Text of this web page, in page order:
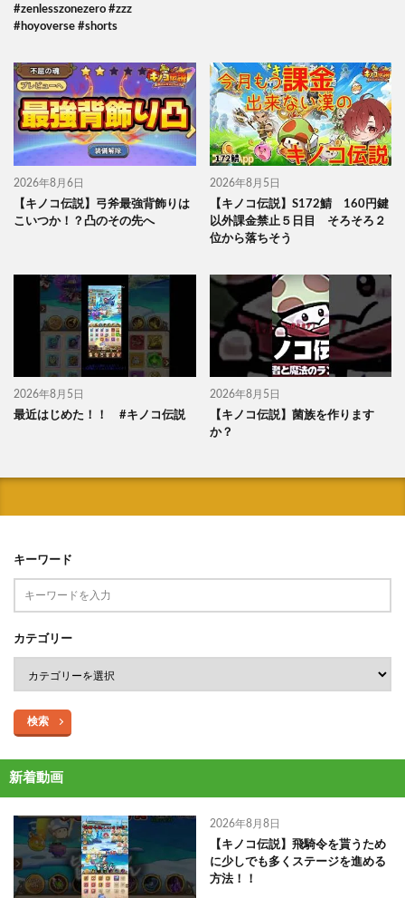
#zenlesszonezero #zzz
#hoyoverse #shorts
2026年8月6日
【キノコ伝説】弓斧最強背飾りは
こいつか！？凸のその先へ
2026年8月5日
【キノコ伝説】S172鯖 160円鍵
以外課金禁止５日目 そろそろ２
位から落ちそう
2026年8月5日
最近はじめた！！ #キノコ伝説
2026年8月5日
【キノコ伝説】菌族を作ります
か？
キーワード
カテゴリー
検索
新着動画
2026年8月8日
【キノコ伝説】飛騎令を貰うため
に少しでも多くステージを進める
方法！！